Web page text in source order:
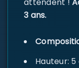
3 ans.
Hauteur: